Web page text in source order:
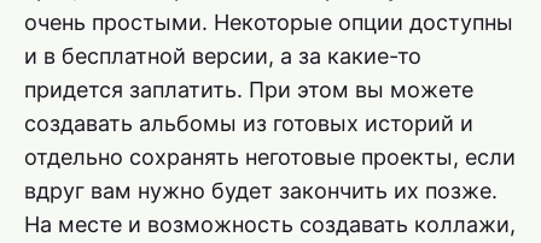
очень простыми. Некоторые опции доступны
и в бесплатной версии, а за какие-то
придется заплатить. При этом вы можете
создавать альбомы из готовых историй и
отдельно сохранять неготовые проекты, если
вдруг вам нужно будет закончить их позже.
На месте и возможность создавать коллажи,